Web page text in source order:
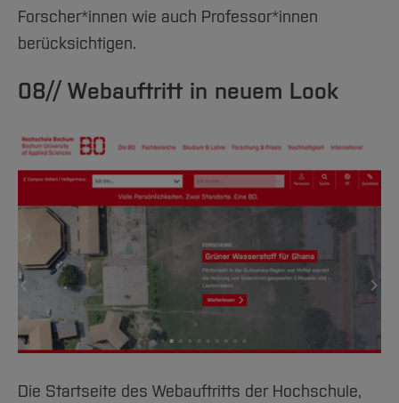
Forscher*innen wie auch Professor*innen
berücksichtigen.
08// Webauftritt in neuem Look
Die Startseite des Webauftritts der Hochschule,